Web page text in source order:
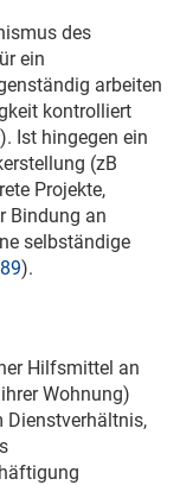
des
ein
arbeiten
kontrolliert
). Ist hingegen ein
(zB
Projekte,
Bindung an
selbständige
).
Hilfsmittel an
Wohnung)
Dienstverhältnis,